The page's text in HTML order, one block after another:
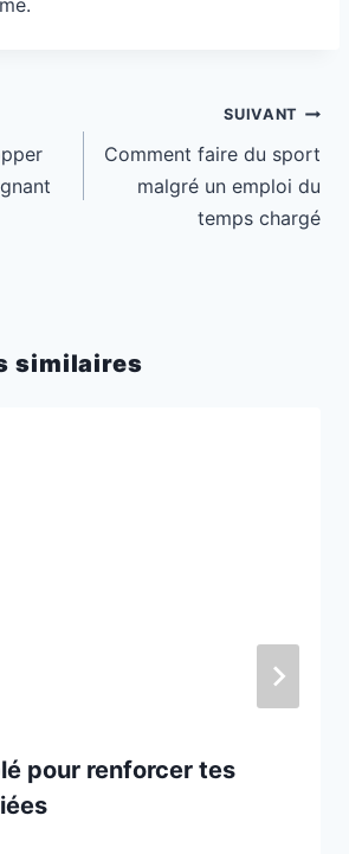
SUIVANT
Comment faire du sport
malgré un emploi du
temps chargé
similaires
pour renforcer tes